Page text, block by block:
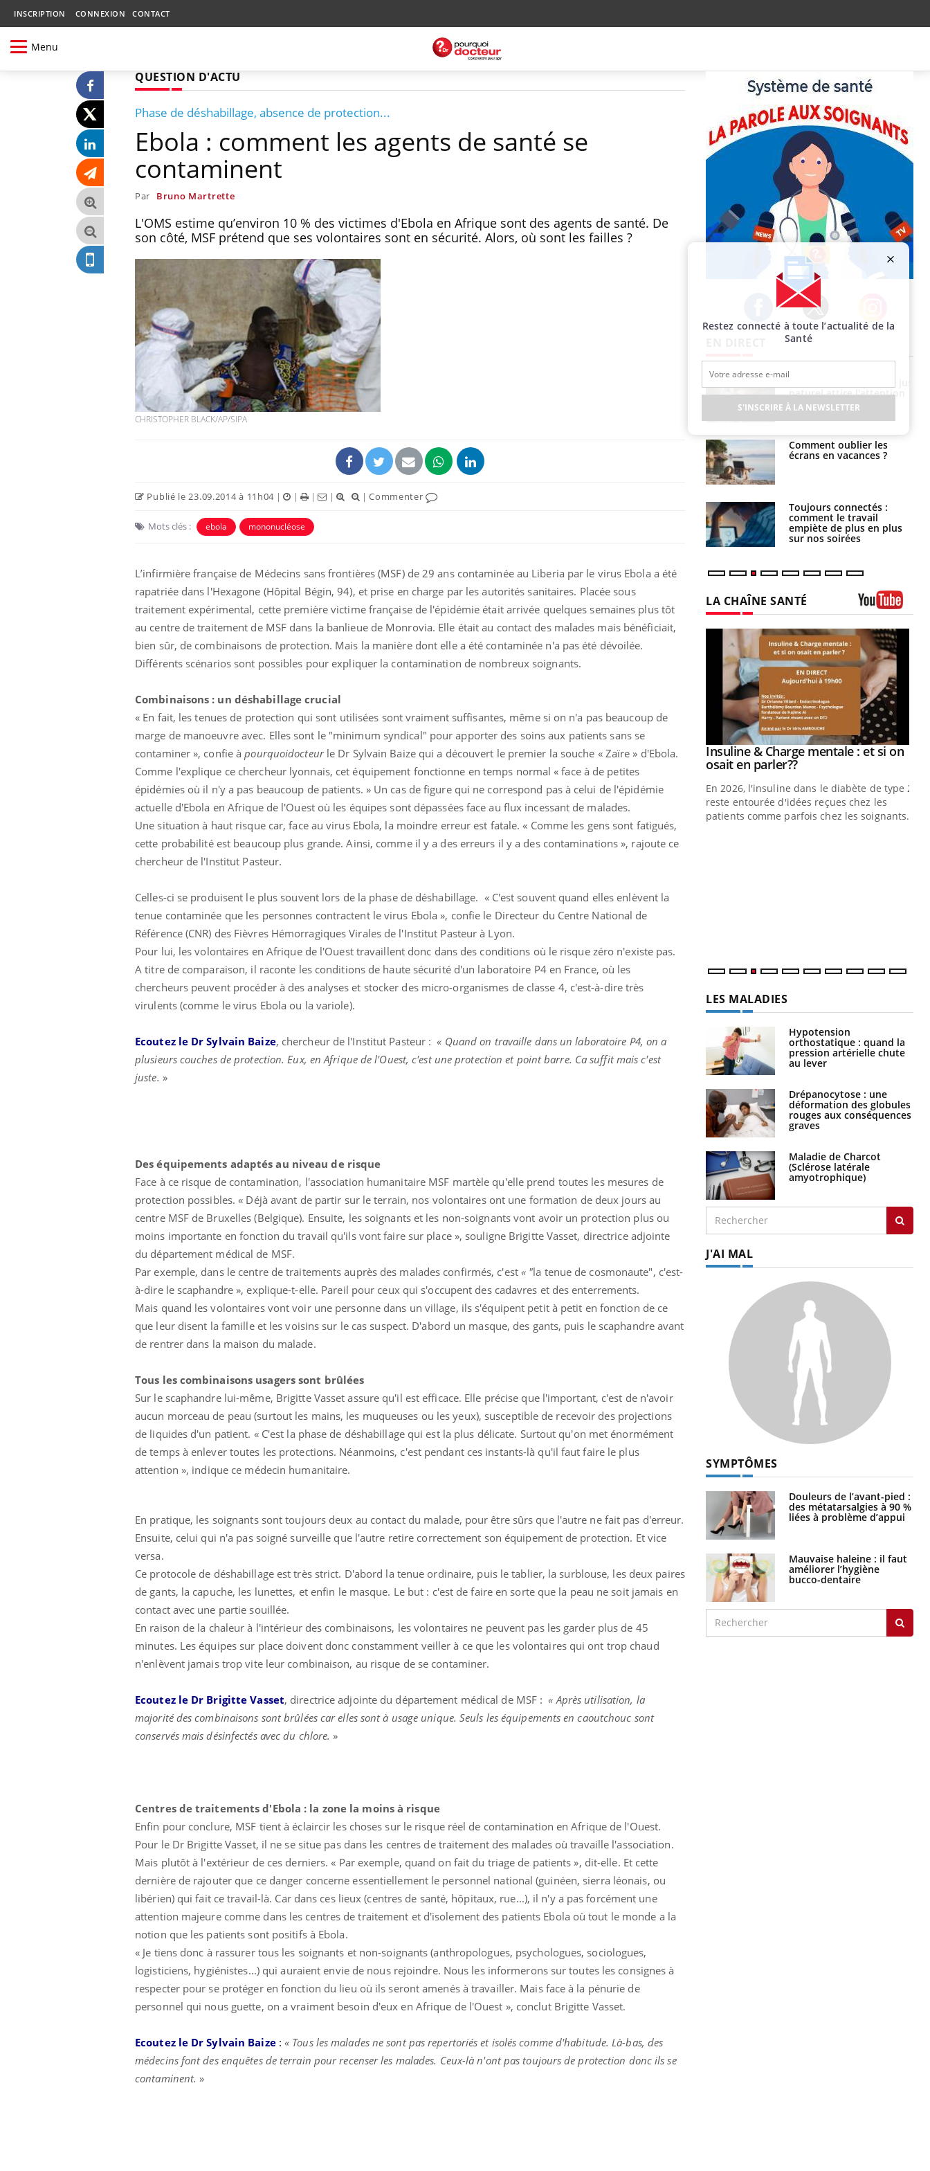
INSCRIPTION CONNEXION CONTACT
Menu
QUESTION D'ACTU
Phase de déshabillage, absence de protection...
Ebola : comment les agents de santé se
contaminent
Par Bruno Martrette
L'OMS estime qu’environ 10 % des victimes d'Ebola en Afrique sont des agents de santé. De
son côté, MSF prétend que ses volontaires sont en sécurité. Alors, où sont les failles ?
CHRISTOPHER BLACK/AP/SIPA
Publié le 23.09.2014 à 11h04 | | | | |Commenter
Mots clés : ebola mononucléose
L’infirmière française de Médecins sans frontières (MSF) de 29 ans contaminée au Liberia par le virus Ebola a été
rapatriée dans l'Hexagone (Hôpital Bégin, 94), et prise en charge par les autorités sanitaires. Placée sous
traitement expérimental, cette première victime française de l'épidémie était arrivée quelques semaines plus tôt
au centre de traitement de MSF dans la banlieue de Monrovia. Elle était au contact des malades mais bénéficiait,
bien sûr, de combinaisons de protection. Mais la manière dont elle a été contaminée n'a pas été dévoilée.
Différents scénarios sont possibles pour expliquer la contamination de nombreux soignants.
Combinaisons : un déshabillage crucial
« En fait, les tenues de protection qui sont utilisées sont vraiment suffisantes, même si on n'a pas beaucoup de
marge de manoeuvre avec. Elles sont le "minimum syndical" pour apporter des soins aux patients sans se
contaminer », confie àpourquoidocteur le Dr Sylvain Baize qui a découvert le premier la souche « Zaïre » d'Ebola.
Comme l'explique ce chercheur lyonnais, cet équipement fonctionne en temps normal « face à de petites
épidémies où il n'y a pas beaucoup de patients. » Un cas de figure qui ne correspond pas à celui de l'épidémie
actuelle d'Ebola en Afrique de l'Ouest où les équipes sont dépassées face au flux incessant de malades.
Une situation à haut risque car, face au virus Ebola, la moindre erreur est fatale. « Comme les gens sont fatigués,
cette probabilité est beaucoup plus grande. Ainsi, comme il y a des erreurs il y a des contaminations », rajoute ce
chercheur de l'Institut Pasteur.
Celles-ci se produisent le plus souvent lors de la phase de déshabillage. « C'est souvent quand elles enlèvent la
tenue contaminée que les personnes contractent le virus Ebola », confie le Directeur du Centre National de
Référence (CNR) des Fièvres Hémorragiques Virales de l'Institut Pasteur à Lyon.
Pour lui, les volontaires en Afrique de l'Ouest travaillent donc dans des conditions où le risque zéro n'existe pas.
A titre de comparaison, il raconte les conditions de haute sécurité d'un laboratoire P4 en France, où les
chercheurs peuvent procéder à des analyses et stocker des micro-organismes de classe 4, c'est-à-dire très
virulents (comme le virus Ebola ou la variole).
Ecoutez le Dr Sylvain Baize, chercheur de l'Institut Pasteur : « Quand on travaille dans un laboratoire P4, on a
plusieurs couches de protection. Eux, en Afrique de l'Ouest, c'est une protection et point barre. Ca suffit mais c'est
juste. »
Des équipements adaptés au niveau de risque
Face à ce risque de contamination, l'association humanitaire MSF martèle qu'elle prend toutes les mesures de
protection possibles. « Déjà avant de partir sur le terrain, nos volontaires ont une formation de deux jours au
centre MSF de Bruxelles (Belgique). Ensuite, les soignants et les non-soignants vont avoir un protection plus ou
moins importante en fonction du travail qu'ils vont faire sur place », souligne Brigitte Vasset, directrice adjointe
du département médical de MSF.
Par exemple, dans le centre de traitements auprès des malades confirmés, c'est « "la tenue de cosmonaute", c'est-
à-dire le scaphandre », explique-t-elle. Pareil pour ceux qui s'occupent des cadavres et des enterrements.
Mais quand les volontaires vont voir une personne dans un village, ils s'équipent petit à petit en fonction de ce
que leur disent la famille et les voisins sur le cas suspect. D'abord un masque, des gants, puis le scaphandre avant
de rentrer dans la maison du malade.
Tous les combinaisons usagers sont brûlées
Sur le scaphandre lui-même, Brigitte Vasset assure qu'il est efficace. Elle précise que l'important, c'est de n'avoir
aucun morceau de peau (surtout les mains, les muqueuses ou les yeux), susceptible de recevoir des projections
de liquides d'un patient. « C'est la phase de déshabillage qui est la plus délicate. Surtout qu'on met énormément
de temps à enlever toutes les protections. Néanmoins, c'est pendant ces instants-là qu'il faut faire le plus
attention », indique ce médecin humanitaire.
En pratique, les soignants sont toujours deux au contact du malade, pour être sûrs que l'autre ne fait pas d'erreur.
Ensuite, celui qui n'a pas soigné surveille que l'autre retire correctement son équipement de protection. Et vice
versa.
Ce protocole de déshabillage est très strict. D'abord la tenue ordinaire, puis le tablier, la surblouse, les deux paires
de gants, la capuche, les lunettes, et enfin le masque. Le but : c'est de faire en sorte que la peau ne soit jamais en
contact avec une partie souillée.
En raison de la chaleur à l'intérieur des combinaisons, les volontaires ne peuvent pas les garder plus de 45
minutes. Les équipes sur place doivent donc constamment veiller à ce que les volontaires qui ont trop chaud
n'enlèvent jamais trop vite leur combinaison, au risque de se contaminer.
Ecoutez le Dr Brigitte Vasset, directrice adjointe du département médical de MSF : « Après utilisation, la
majorité des combinaisons sont brûlées car elles sont à usage unique. Seuls les équipements en caoutchouc sont
conservés mais désinfectés avec du chlore.»
Centres de traitements d'Ebola : la zone la moins à risque
Enfin pour conclure, MSF tient à éclaircir les choses sur le risque réel de contamination en Afrique de l'Ouest.
Pour le Dr Brigitte Vasset, il ne se situe pas dans les centres de traitement des malades où travaille l'association.
Mais plutôt à l'extérieur de ces derniers. « Par exemple, quand on fait du triage de patients », dit-elle. Et cette
dernière de rajouter que ce danger concerne essentiellement le personnel national (guinéen, sierra léonais, ou
libérien) qui fait ce travail-là. Car dans ces lieux (centres de santé, hôpitaux, rue...), il n'y a pas forcément une
attention majeure comme dans les centres de traitement et d'isolement des patients Ebola où tout le monde a la
notion que les patients sont positifs à Ebola.
« Je tiens donc à rassurer tous les soignants et non-soignants (anthropologues, psychologues, sociologues,
logisticiens, hygiénistes...) qui auraient envie de nous rejoindre. Nous les informerons sur toutes les consignes à
respecter pour se protéger en fonction du lieu où ils seront amenés à travailler. Mais face à la pénurie de
personnel qui nous guette, on a vraiment besoin d'eux en Afrique de l'Ouest », conclut Brigitte Vasset.
Ecoutez le Dr Sylvain Baize : « Tous les malades ne sont pasrepertoriés et isolés comme d'habitude. Là-bas, des
médecins font des enquêtes de terrain pour recenser les malades. Ceux-là n'ont pas toujours de protection donc ils se
contaminent.»
Facebook Twitter Instagram
Mon enfant est-il trop
sensible ou simplement
très empathique ?
quels sont les meilleurs
exercices physiques ?
pendant les vacances ?
Hantavirus : un cas
détecté chez un touriste
en France
Mortalité infantile : un
stratégie simple aurait
changé la donne au Pays
basque
Chikungunya, dengue,
West Nile : que se passe-
Les médicaments GLP-1
protègent-ils aussi les os
?
LA CHAÎNE SANTÉ
Eczéma Chronique des Mains :
expliquer ma maladie Youtube
Il y a des sujets qui sont faciles à aborder...
d'autres non ! D'un côté, poser des
questions sur la maladie d'un proche c'est
Youtube
Carence en fer : comprendre pour
prévenir Youtube
Fatigue, irritabilité, brouillard mental ou
même alopécie… Les symptômes de la
carence en fer sont multiples ce qui la rend
...
Youtube
Insuline & Charge mentale : et si on
osait en parler?? Youtube
En 2026, l'insuline dans le diabète de type 2
reste entourée d'idées reçues chez les
LES MALADIES
Hypotension
orthostatique : quand la
pression artérielle chute
au lever
Drépanocytose : une
déformation des globules
rouges aux conséquences
graves
Maladie de Charcot
(Sclérose latérale
amyotrophique)
J'AI MAL
SYMPTÔMES
Douleurs de l’avant-pied :
des métatarsalgies à 90 %
liées à problème d’appui
Mauvaise haleine : il faut
améliorer l’hygiène
bucco-dentaire
Restez connecté à toute l’actualité de la
Santé
S'INSCRIRE À LA NEWSLETTER